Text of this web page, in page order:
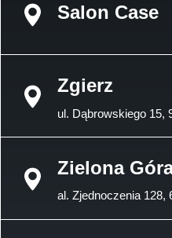
Salon Case
Zgierz
ul. Dąbrowskiego 15,
Zielona
al. Zjednoczenia 128,